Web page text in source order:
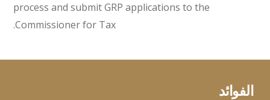
process and submit GRP applications to the
Commissioner for Tax.
الفوائد